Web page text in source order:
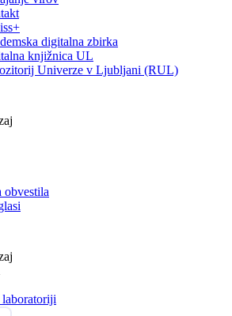
digitalna zbirka
knjižnica UL
Univerze v Ljubljani (RUL)
obvestila